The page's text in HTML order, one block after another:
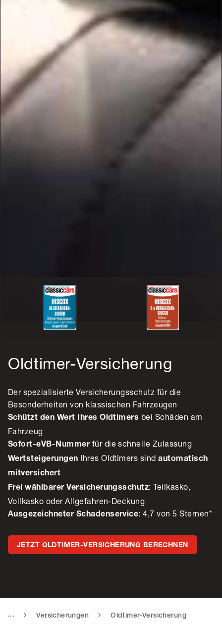
Oldtimer-Versicherung
Der spezialisierte Versicherungsschutz für die
Besonderheiten von klassischen Fahrzeugen
Schützt den Wert Ihres Oldtimers bei Schäden am
Fahrzeug
Sofort-eVB-Nummerfür die schnelle Zulassung
Wertsteigerungen Ihres Oldtimers sindautomatisch
mitversichert
Frei wählbarer Versicherungsschutz: Teilkasko,
Vollkasko oder Allgefahren-Deckung
Ausgezeichneter Schadenservice: 4,7 von 5 Sternen*
JETZT OLDTIMER-VERSICHERUNG BERECHNEN
... Versicherungen Oldtimer-Versicherung